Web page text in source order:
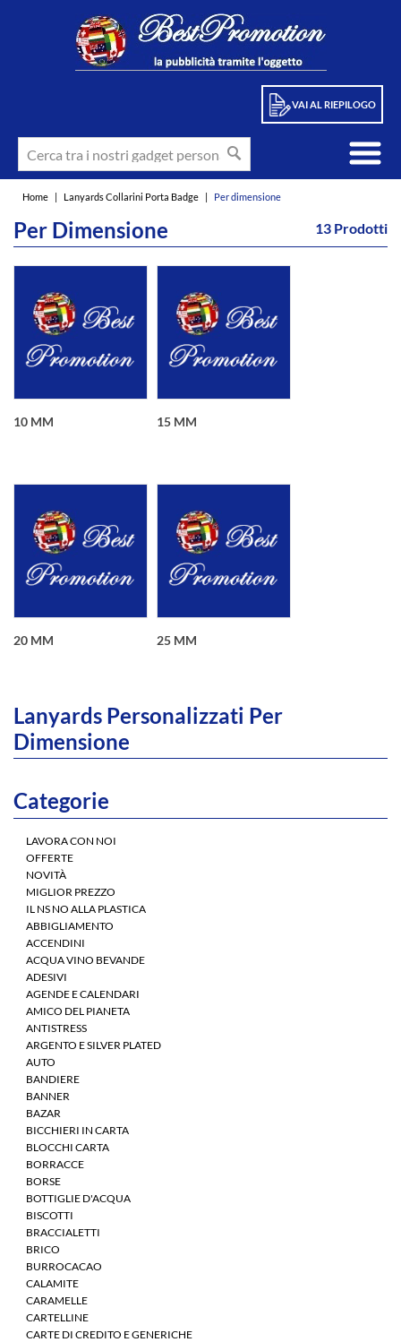
VAI AL RIEPILOGO
Home | Lanyards Collarini Porta Badge | Per dimensione
Per Dimensione 13 Prodotti
10 MM 15 MM
20 MM 25 MM
Lanyards Personalizzati Per
Dimensione
Categorie
LAVORA CON NOI
OFFERTE
NOVITÀ
MIGLIOR PREZZO
IL NS NO ALLA PLASTICA
ABBIGLIAMENTO
ACCENDINI
ACQUA VINO BEVANDE
ADESIVI
AGENDE E CALENDARI
AMICO DEL PIANETA
ANTISTRESS
ARGENTO E SILVER PLATED
AUTO
BANDIERE
BANNER
BAZAR
BICCHIERI IN CARTA
BLOCCHI CARTA
BORRACCE
BORSE
BOTTIGLIE D'ACQUA
BISCOTTI
BRACCIALETTI
BRICO
BURROCACAO
CALAMITE
CARAMELLE
CARTELLINE
CARTE DI CREDITO E GENERICHE